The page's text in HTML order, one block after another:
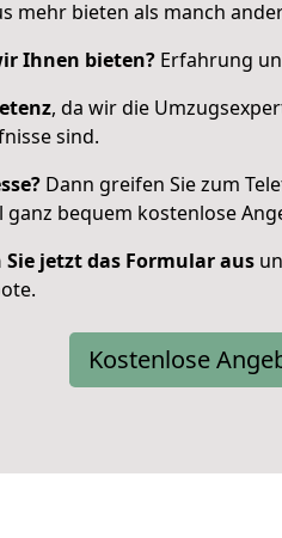
mehr bieten als manch
Ihnen bieten? Erfahrung
, da wir die
sind.
Dann greifen Sie zum
ganz bequem kostenlose
Sie jetzt das Formular aus
Kostenlose